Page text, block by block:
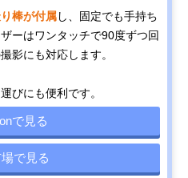
棒が付属し、固定でも手持ち
ーはワンタッチで90度ずつ回
影にも対応します。
びにも便利です。
で見る
で見る